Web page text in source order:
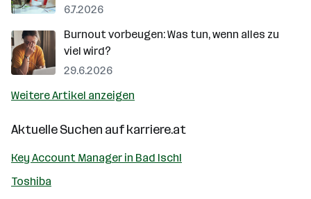
6.7.2026
Burnout vorbeugen: Was tun, wenn alles zu
viel wird?
29.6.2026
Weitere Artikel anzeigen
Aktuelle Suchen aufkarriere.at
Key Account Manager in Bad Ischl
Toshiba